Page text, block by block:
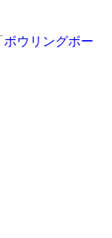
ボウリングボー